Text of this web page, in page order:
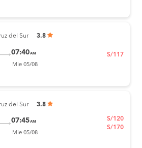
del Sur 3.8
07:40AM
Mie 05/08
S/117
del Sur 3.8
07:45AM
Mie 05/08
S/120
S/170